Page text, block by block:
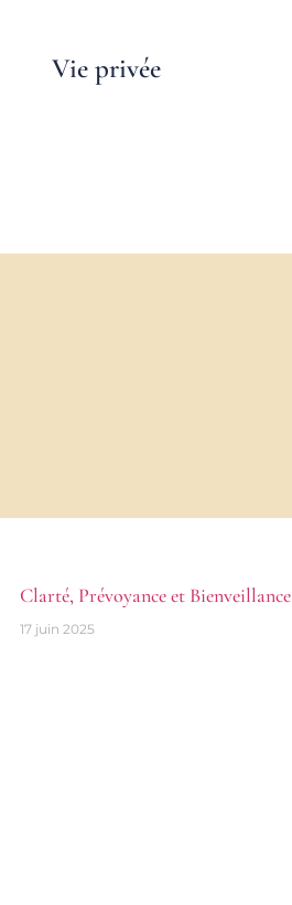
Vie privée
Clarté, Prévoyance et Bienveillance
17 juin 2025